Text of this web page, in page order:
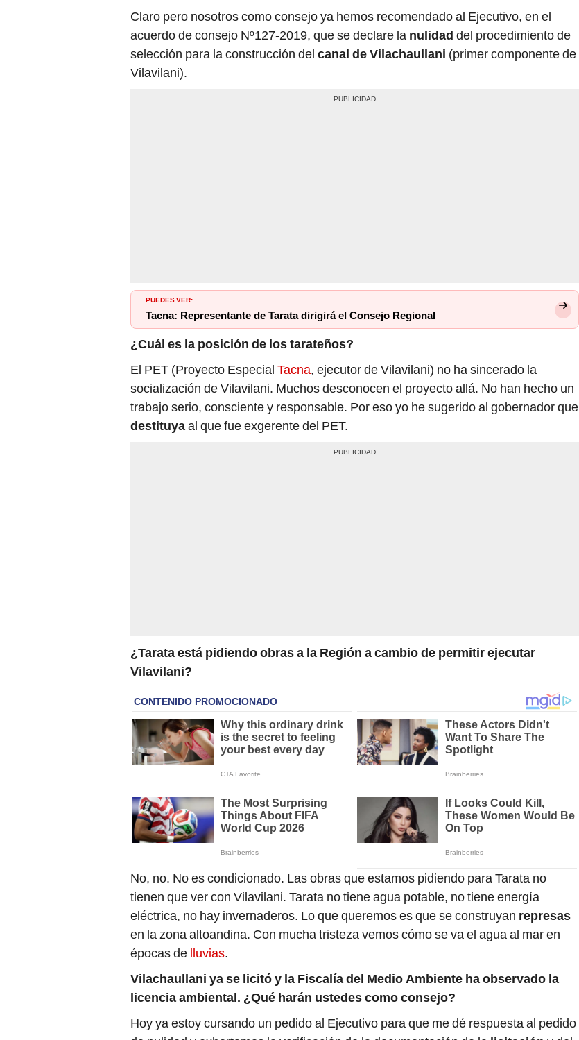
Claro pero nosotros como consejo ya hemos recomendado al Ejecutivo, en el
acuerdo de consejo Nº127-2019, que se declare la nulidad del procedimiento de
selección para la construcción del canal de Vilachaullani (primer componente de
Vilavilani).
PUEDES VER:
Tacna: Representante de Tarata dirigirá el Consejo Regional
¿Cuál es la posición de los tarateños?
El PET (Proyecto Especial Tacna, ejecutor de Vilavilani) no ha sincerado la
socialización de Vilavilani. Muchos desconocen el proyecto allá. No han hecho un
trabajo serio, consciente y responsable. Por eso yo he sugerido al gobernador que
destituyaal que fue exgerente del PET.
¿Tarata está pidiendo obras a la Región a cambio de permitir ejecutar
Vilavilani?
No, no. No es condicionado. Las obras que estamos pidiendo para Tarata no
tienen que ver con Vilavilani. Tarata no tiene agua potable, no tiene energía
eléctrica, no hay invernaderos. Lo que queremos es que se construyan represas
en la zona altoandina. Con mucha tristeza vemos cómo se va el agua al mar en
épocas de lluvias.
Vilachaullani ya se licitó y la Fiscalía del Medio Ambiente ha observado la
licencia ambiental. ¿Qué harán ustedes como consejo?
Hoy ya estoy cursando un pedido al Ejecutivo para que me dé respuesta al pedido